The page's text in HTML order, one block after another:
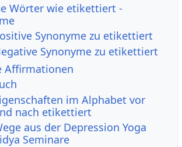
Wörter wie etikettiert -
Synonyme zu etikettiert
Synonyme zu etikettiert
Affirmationen
im Alphabet vor
nach etikettiert
aus der Depression Yoga
Seminare